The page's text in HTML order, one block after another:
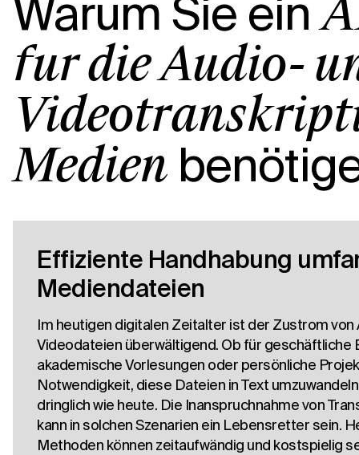
Warum Sie ein
für die Audio-
Medien
Effiziente Handhabung
Mediendateien
Im heutigen digitalen Zeitalter ist der Zustrom von
Videodateien überwältigend. Ob für geschäftliche
akademische Vorlesungen oder persönliche
Notwendigkeit, diese Dateien in Text
dringlich wie heute. Die Inanspruchnahme von
kann in solchen Szenarien ein Lebensretter sein.
Methoden können zeitaufwändig und kostspielig